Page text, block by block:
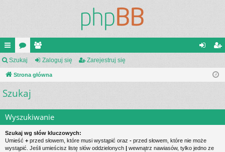
ię
ce
j
or
a
ży
tk
ni
cy
ej
Szukaj Zaloguj się Zarejestruj się
Strona główna
Szukaj
Wyszukiwanie
Szukaj wg słów kluczowych:
Umieść + przed słowem, które musi wystąpić oraz - przed słowem, które nie może
wystąpić. Jeśli umieścisz listę słów oddzielonych | wewnątrz nawiasów, tylko jedno ze